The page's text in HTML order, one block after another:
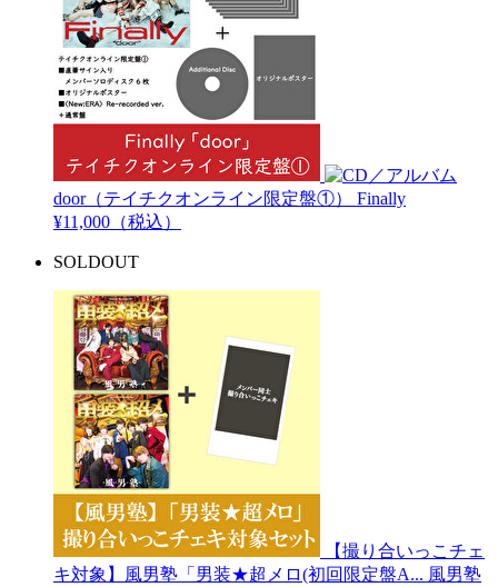
door（テイチクオンライン限定盤①） Finally
¥11,000（税込）
SOLDOUT
【撮り合いっこチェ
キ対象】風男塾「男装★超メロ(初回限定盤A... 風男塾